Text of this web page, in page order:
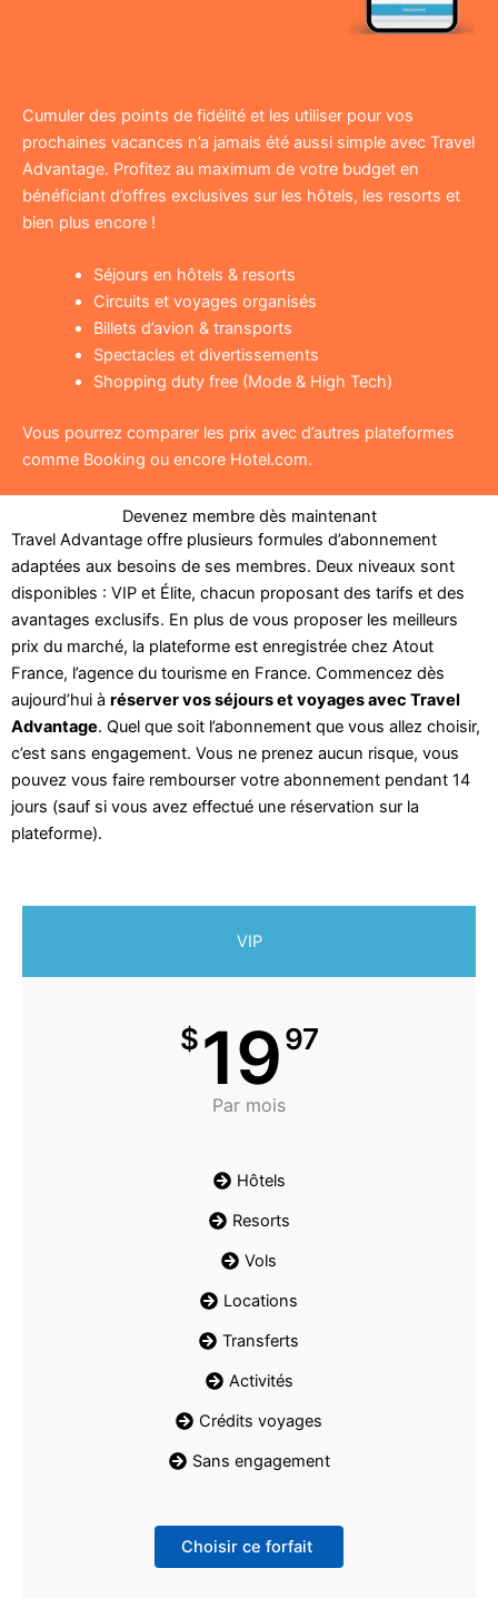
Cumuler des points de fidélité et les utiliser pour vos
prochaines vacances n’a jamais été aussi simple avec Travel
Advantage. Profitez au maximum de votre budget en
bénéficiant d’offres exclusives sur les hôtels, les resorts et
bien plus encore !
Séjours en hôtels & resorts
Circuits et voyages organisés
Billets d’avion & transports
Spectacles et divertissements
Shopping duty free (Mode & High Tech)
Vous pourrez comparer les prix avec d’autres plateformes
comme Booking ou encore Hotel.com.
Devenez membre dès maintenant
Travel Advantage offre plusieurs formules d’abonnement
adaptées aux besoins de ses membres. Deux niveaux sont
disponibles : VIP et Élite, chacun proposant des tarifs et des
avantages exclusifs. En plus de vous proposer les meilleurs
prix du marché, la plateforme est enregistrée chez Atout
France, l’agence du tourisme en France. Commencez dès
aujourd’hui à réserver vos séjours et voyages avec Travel
Advantage. Quel que soit l’abonnement que vous allez choisir,
c’est sans engagement. Vous ne prenez aucun risque, vous
pouvez vous faire rembourser votre abonnement pendant 14
jours (sauf si vous avez effectué une réservation sur la
plateforme).
VIP
$1997
Par mois
Hôtels
Resorts
Vols
Locations
Transferts
Activités
Crédits voyages
Sans engagement
Choisir ce forfait